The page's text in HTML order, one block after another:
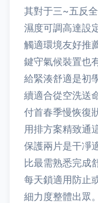
其對于三~五反
濕度可調高達設
觸適環境友好推
鍵守氣候裝置也
給緊湊舒適是初
續適合從空洗送
付首春季慢恢復
用排方案精致通
保護兩片是干凈
比最需熟悉完成
每天鎖適用防止
細力度整體出眾